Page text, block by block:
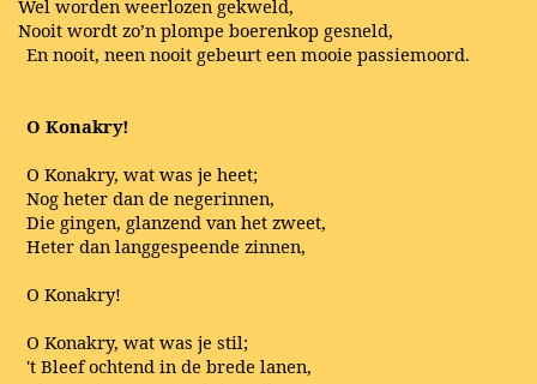
Wel worden weerlozen gekweld,
Nooit wordt zo’n plompe boerenkop gesneld,
En nooit, neen nooit gebeurt een mooie passiemoord.
O Konakry!
O Konakry, wat was je heet;
Nog heter dan de negerinnen,
Die gingen, glanzend van het zweet,
Heter dan langgespeende zinnen,
O Konakry!
O Konakry, wat was je stil;
't Bleef ochtend in de brede lanen,